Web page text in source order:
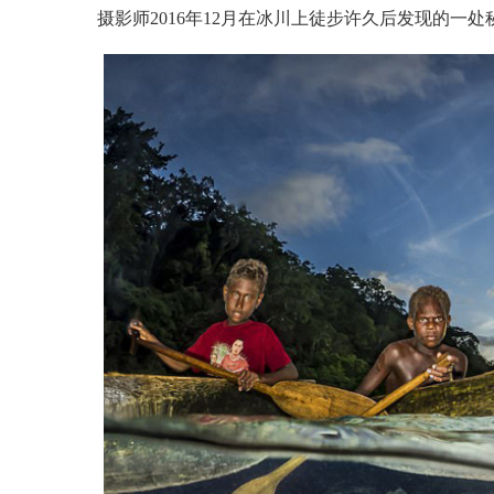
摄影师2016年12月在冰川上徒步许久后发现的一处